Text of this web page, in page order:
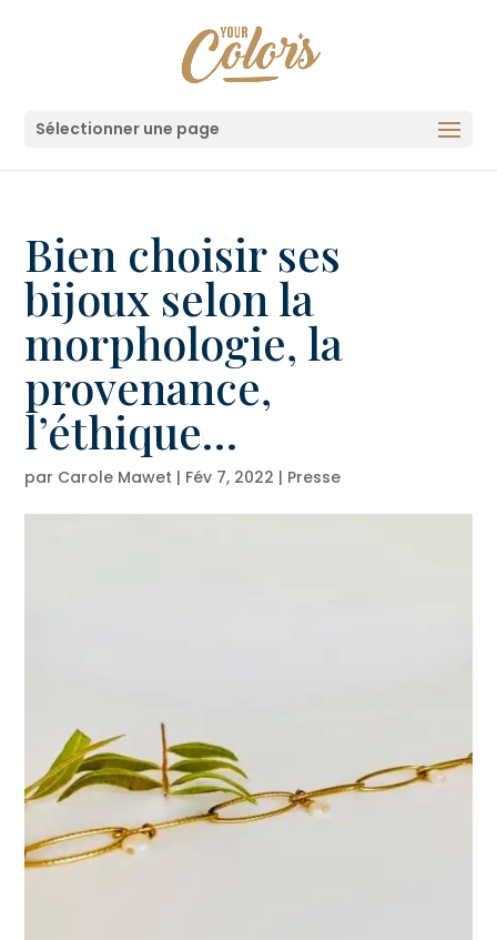
Sélectionner une page
Bien choisir ses
bijoux selon la
morphologie, la
provenance,
l’éthique…
par Carole Mawet | Fév 7, 2022 | Presse